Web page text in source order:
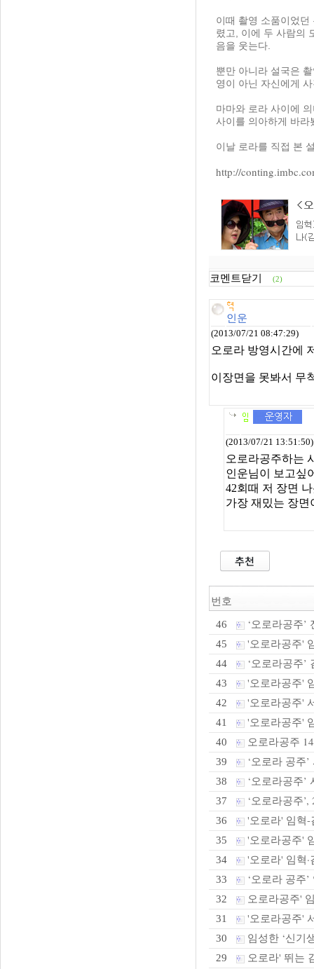
이때 촬영 소품이었
렸고, 이에 두 사람의
음을 웃는다.
뿐만 아니라 설국은
영이 아닌 자신에게
마마와 로라 사이에
사이를 의아하게 바
이날 로라를 직접 본
http://
코멘트닫기 (2)
인운
(2013/07/21 08:47:29)
오로라 방영시간에
이장면을 못봐서 무
(2013/07/21 13:51:50)
오로라공주하는
인운님이 보고싶
42회때 저 장면
가장 재밌는 장면
번호
46 ‘오로라공주
45 '오로라공주'
44 ‘오로라공주
43 '오로라공주'
42 '오로라공주'
41 '오로라공주'
40 오로라공주
39 ‘오로라 공주
38 ‘오로라공주’
37 ‘오로라공주
36 '오로라' 임혁-
35 '오로라공주'
34 '오로라' 임혁
33 ‘오로라 공주
32 오로라공주'
31 '오로라공주'
30 임성한 ‘신기
29 오로라' 뛰는